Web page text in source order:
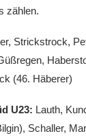
zählen.
Strickstrock,
(46. Häberer)
U23: Lauth,
Schaller,